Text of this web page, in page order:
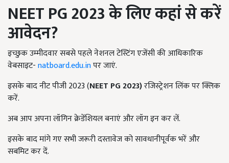
NEET PG 2023के लिए कहां से करें
आवेदन?
इच्छुक उम्मीदवार सबसे पहले नेशनल टेस्टिंग एजेंसी की आधिकारिक
वेबसाइट-natboard.edu.inपर जाएं.
इसके बाद नीट पीजी 2023 (NEET PG 2023)रजिस्ट्रेशन लिंक पर क्लिक
करें.
अब आप अपना लॉगिन क्रेडेंशियल बनाएं और लॉग इन कर लें.
इसके बाद मांगे गए सभी जरूरी दस्तावेज को सावधानीपूर्वक भरें और
सबमिट कर दें.